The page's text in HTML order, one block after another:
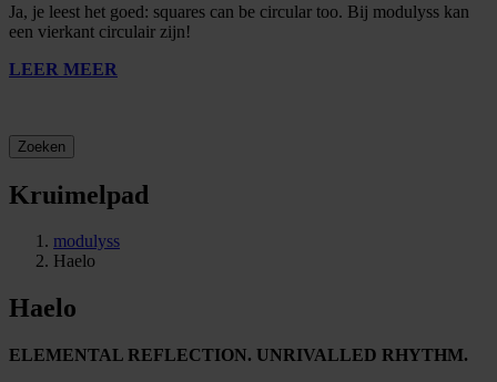
Ja, je leest het goed: squares can be circular too. Bij modulyss kan
een vierkant circulair zijn!
LEER MEER
Zoeken
Kruimelpad
modulyss
Haelo
Haelo
ELEMENTAL REFLECTION. UNRIVALLED RHYTHM.